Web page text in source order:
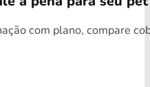
com plano, compare